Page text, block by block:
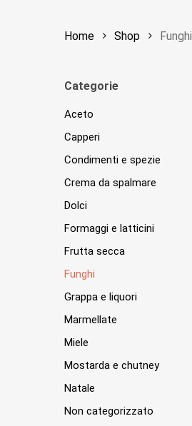
Home Shop Funghi
Categorie
Aceto
Capperi
Condimenti e spezie
Crema da spalmare
Dolci
Formaggi e latticini
Frutta secca
Funghi
Grappa e liquori
Marmellate
Miele
Mostarda e chutney
Natale
Non categorizzato